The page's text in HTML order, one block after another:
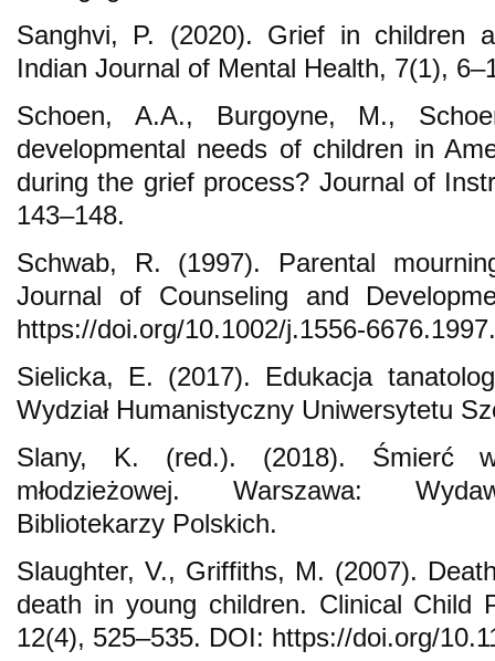
Sanghvi, P. (2020). Grief in children
Indian Journal of Mental Health, 7(1),
Schoen, A.A., Burgoyne, M.,
developmental needs of children in
during the grief process? Journal of
143–148.
Schwab, R. (1997). Parental
Journal of Counseling and
https://doi.org/10.1002/j.1556-
Sielicka, E. (2017). Edukacja
Wydział Humanistyczny Uniwersytetu
Slany, K. (red.). (2018). Śmierć
młodzieżowej. Warszawa:
Bibliotekarzy Polskich.
Slaughter, V., Griffiths, M. (2007).
death in young children. Clinical Child
12(4), 525–535. DOI: https://doi.org/